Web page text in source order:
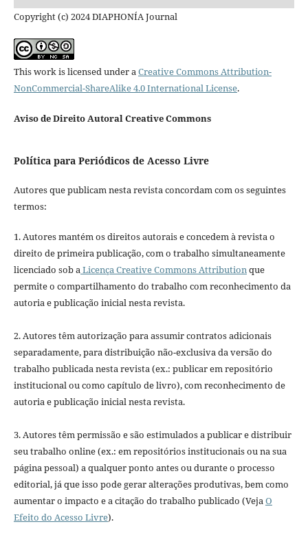
Copyright (c) 2024 DIAPHONÍA Journal
This work is licensed under aCreative Commons Attribution-
NonCommercial-ShareAlike 4.0 International License.
Aviso de Direito Autoral Creative Commons
Política para Periódicos de Acesso Livre
Autores que publicam nesta revista concordam com os seguintes
termos:
1. Autores mantém os direitos autorais e concedem à revista o
direito de primeira publicação, com o trabalho simultaneamente
licenciado sob aLicença Creative Commons Attributionque
permite o compartilhamento do trabalho com reconhecimento da
autoria e publicação inicial nesta revista.
2. Autores têm autorização para assumir contratos adicionais
separadamente, para distribuição não-exclusiva da versão do
trabalho publicada nesta revista (ex.: publicar em repositório
institucional ou como capítulo de livro), com reconhecimento de
autoria e publicação inicial nesta revista.
3. Autores têm permissão e são estimulados a publicar e distribuir
seu trabalho online (ex.: em repositórios institucionais ou na sua
página pessoal) a qualquer ponto antes ou durante o processo
editorial, já que isso pode gerar alterações produtivas, bem como
aumentar o impacto e a citação do trabalho publicado (VejaO
Efeito do Acesso Livre).